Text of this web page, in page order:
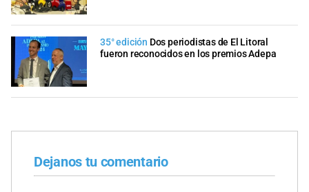
35° edición Dos periodistas de El Litoral
fueron reconocidos en los premios Adepa
Dejanos tu comentario